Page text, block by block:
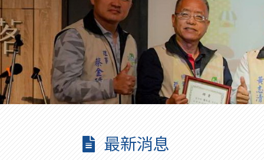
最新消息